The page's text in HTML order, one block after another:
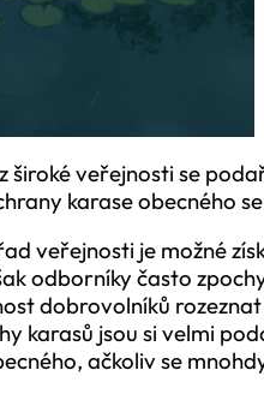
široké veřejnosti se
karase obecného
veřejnosti je možné
odborníky často
dobrovolníků
karasů jsou si velmi
ačkoliv se